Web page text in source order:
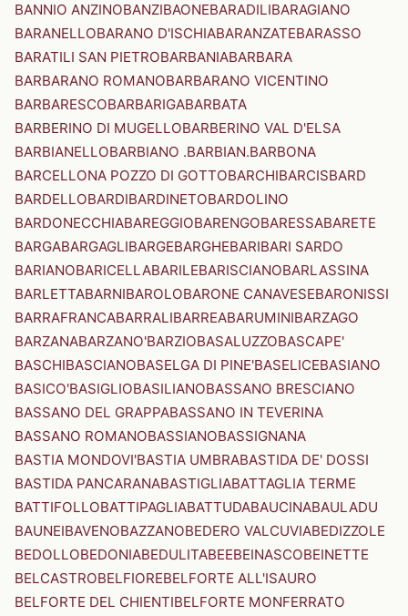
BANNIO ANZINOBANZIBAONEBARADILIBARAGIANO
BARANELLOBARANO D'ISCHIABARANZATEBARASSO
BARATILI SAN PIETROBARBANIABARBARA
BARBARANO ROMANOBARBARANO VICENTINO
BARBARESCOBARBARIGABARBATA
BARBERINO DI MUGELLOBARBERINO VAL D'ELSA
BARBIANELLOBARBIANO .BARBIAN.BARBONA
BARCELLONA POZZO DI GOTTOBARCHIBARCISBARD
BARDELLOBARDIBARDINETOBARDOLINO
BARDONECCHIABAREGGIOBARENGOBARESSABARETE
BARGABARGAGLIBARGEBARGHEBARIBARI SARDO
BARIANOBARICELLABARILEBARISCIANOBARLASSINA
BARLETTABARNIBAROLOBARONE CANAVESEBARONISSI
BARRAFRANCABARRALIBARREABARUMINIBARZAGO
BARZANABARZANO'BARZIOBASALUZZOBASCAPE'
BASCHIBASCIANOBASELGA DI PINE'BASELICEBASIANO
BASICO'BASIGLIOBASILIANOBASSANO BRESCIANO
BASSANO DEL GRAPPABASSANO IN TEVERINA
BASSANO ROMANOBASSIANOBASSIGNANA
BASTIA MONDOVI'BASTIA UMBRABASTIDA DE' DOSSI
BASTIDA PANCARANABASTIGLIABATTAGLIA TERME
BATTIFOLLOBATTIPAGLIABATTUDABAUCINABAULADU
BAUNEIBAVENOBAZZANOBEDERO VALCUVIABEDIZZOLE
BEDOLLOBEDONIABEDULITABEEBEINASCOBEINETTE
BELCASTROBELFIOREBELFORTE ALL'ISAURO
BELFORTE DEL CHIENTIBELFORTE MONFERRATO